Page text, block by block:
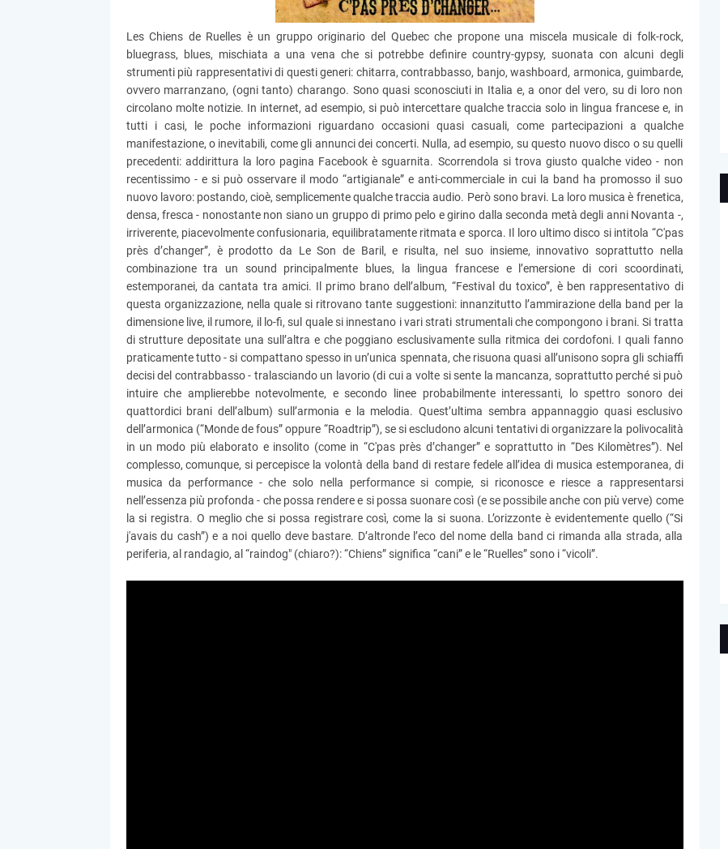
Les Chiens de Ruelles è un gruppo originario del Quebec che propone una miscela musicale di folk-rock,
bluegrass, blues, mischiata a una vena che si potrebbe definire country-gypsy, suonata con alcuni degli
strumenti più rappresentativi di questi generi: chitarra, contrabbasso, banjo, washboard, armonica, guimbarde,
ovvero marranzano, (ogni tanto) charango. Sono quasi sconosciuti in Italia e, a onor del vero, su di loro non
circolano molte notizie. In internet, ad esempio, si può intercettare qualche traccia solo in lingua francese e, in
tutti i casi, le poche informazioni riguardano occasioni quasi casuali, come partecipazioni a qualche
manifestazione, o inevitabili, come gli annunci dei concerti. Nulla, ad esempio, su questo nuovo disco o su quelli
precedenti: addirittura la loro pagina Facebook è sguarnita. Scorrendola si trova giusto qualche video - non
recentissimo - e si può osservare il modo “artigianale” e anti-commerciale in cui la band ha promosso il suo
nuovo lavoro: postando, cioè, semplicemente qualche traccia audio. Però sono bravi. La loro musica è frenetica,
densa, fresca - nonostante non siano un gruppo di primo pelo e girino dalla seconda metà degli anni Novanta -,
irriverente, piacevolmente confusionaria, equilibratamente ritmata e sporca. Il loro ultimo disco si intitola “C'pas
près d’changer”, è prodotto da Le Son de Baril, e risulta, nel suo insieme, innovativo soprattutto nella
combinazione tra un sound principalmente blues, la lingua francese e l’emersione di cori scoordinati,
estemporanei, da cantata tra amici. Il primo brano dell’album, “Festival du toxico”, è ben rappresentativo di
questa organizzazione, nella quale si ritrovano tante suggestioni: innanzitutto l’ammirazione della band per la
dimensione live, il rumore, il lo-fi, sul quale si innestano i vari strati strumentali che compongono i brani. Si tratta
di strutture depositate una sull’altra e che poggiano esclusivamente sulla ritmica dei cordofoni. I quali fanno
praticamente tutto - si compattano spesso in un’unica spennata, che risuona quasi all’unisono sopra gli schiaffi
decisi del contrabbasso - tralasciando un lavorio (di cui a volte si sente la mancanza, soprattutto perché si può
intuire che amplierebbe notevolmente, e secondo linee probabilmente interessanti, lo spettro sonoro dei
quattordici brani dell’album) sull’armonia e la melodia. Quest’ultima sembra appannaggio quasi esclusivo
dell’armonica (“Monde de fous” oppure “Roadtrip”), se si escludono alcuni tentativi di organizzare la polivocalità
in un modo più elaborato e insolito (come in “C'pas près d’changer” e soprattutto in “Des Kilomètres”). Nel
complesso, comunque, si percepisce la volontà della band di restare fedele all’idea di musica estemporanea, di
musica da performance - che solo nella performance si compie, si riconosce e riesce a rappresentarsi
nell’essenza più profonda - che possa rendere e si possa suonare così (e se possibile anche con più verve) come
la si registra. O meglio che si possa registrare così, come la si suona. L’orizzonte è evidentemente quello (“Si
j'avais du cash”) e a noi quello deve bastare. D’altronde l’eco del nome della band ci rimanda alla strada, alla
periferia, al randagio, al “raindog" (chiaro?): “Chiens” significa “cani” e le “Ruelles” sono i “vicoli”.